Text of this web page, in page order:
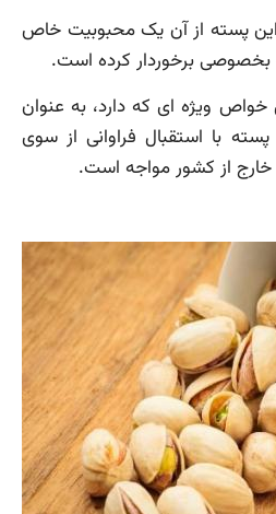
پسته از آن یک محبوبیت خاص
بخصوصی برخوردار کرده است.
خواص ویژه ای که دارد، به عنوان
پسته با استقبال فراوانی از سوی
از کشور مواجه است.